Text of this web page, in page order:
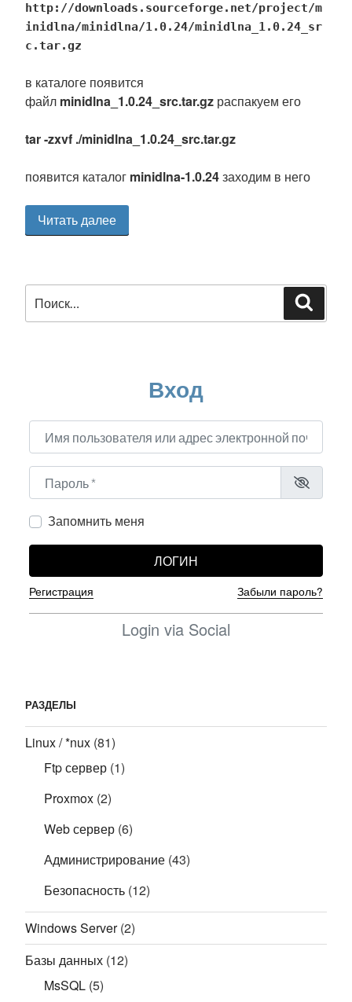
http://downloads.sourceforge.net/project/m
inidlna/minidlna/1.0.24/minidlna_1.0.24_sr
c.tar.gz
в каталоге появится
файл minidlna_1.0.24_src.tar.gz распакуем его
tar -zxvf ./minidlna_1.0.24_src.tar.gz
появится каталог minidlna-1.0.24заходим в него
Читать далее
«Установка
домашний
Вход
Имя пользователя или адрес электронной почты
Пароль
Запомнить меня
ЛОГИН
Регистрация Забыли пароль?
Login via Social
РАЗДЕЛЫ
Linux / *nux (81)
Ftp сервер (1)
Proxmox (2)
Web сервер (6)
Администрирование (43)
Безопасность (12)
Windows Server(2)
Базы данных (12)
MsSQL (5)